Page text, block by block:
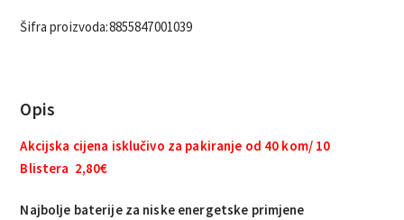
Šifra proizvoda:8855847001039
Opis
Akcijska cijena isklučivo za pakiranje od 40 kom/ 10
Blistera 2,80€
Najbolje baterije za niske energetske primjene